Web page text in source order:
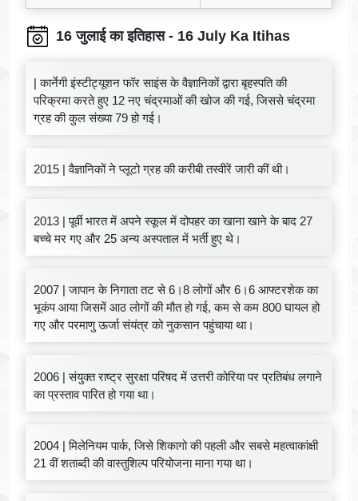
16 जुलाई का इतिहास - 16 July Ka Itihas
| कार्नेगी इंस्टीट्यूशन फॉर साइंस के वैज्ञानिकों द्वारा बृहस्पति की
परिक्रमा करते हुए 12 नए चंद्रमाओं की खोज की गई, जिससे चंद्रमा
ग्रह की कुल संख्या 79 हो गई।
2015 | वैज्ञानिकों ने प्लूटो ग्रह की करीबी तस्वीरें जारी कीं थी।
2013 | पूर्वी भारत में अपने स्कूल में दोपहर का खाना खाने के बाद 27
बच्चे मर गए और 25 अन्य अस्पताल में भर्ती हुए थे।
2007 | जापान के निगाता तट से 6।8 लोगों और 6।6 आफ्टरशेक का
भूकंप आया जिसमें आठ लोगों की मौत हो गई, कम से कम 800 घायल हो
गए और परमाणु ऊर्जा संयंत्र को नुकसान पहुंचाया था।
2006 | संयुक्त राष्ट्र सुरक्षा परिषद में उत्तरी कोरिया पर प्रतिबंध लगाने
का प्रस्ताव पारित हो गया था।
2004 | मिलेनियम पार्क, जिसे शिकागो की पहली और सबसे महत्वाकांक्षी
21 वीं शताब्दी की वास्तुशिल्प परियोजना माना गया था।